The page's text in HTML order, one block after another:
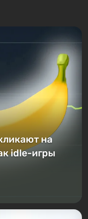
на
idle-игры